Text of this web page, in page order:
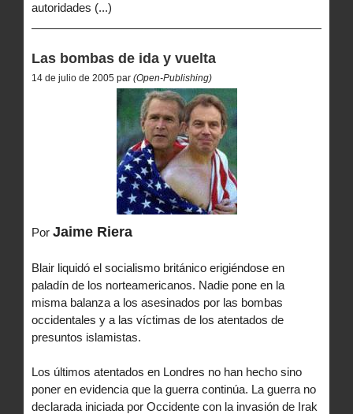
autoridades (...)
Las bombas de ida y vuelta
14 de julio de 2005 par (Open-Publishing)
Por Jaime Riera
Blair liquidó el socialismo británico erigiéndose en
paladín de los norteamericanos. Nadie pone en la
misma balanza a los asesinados por las bombas
occidentales y a las víctimas de los atentados de
presuntos islamistas.
Los últimos atentados en Londres no han hecho sino
poner en evidencia que la guerra continúa. La guerra no
declarada iniciada por Occidente con la invasión de Irak